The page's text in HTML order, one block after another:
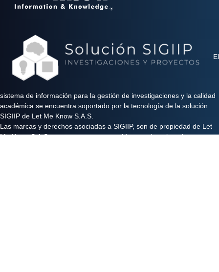
El
sistema de información para la gestión de investigaciones y la calidad
académica se encuentra soportado por la tecnología de la solución
SIGIIP de Let Me Know S.A.S.
Las marcas y derechos asociadas a SIGIIP, son de propiedad de Let
Me Know S.A.S y se encuentran protegidos por derechos de autor e